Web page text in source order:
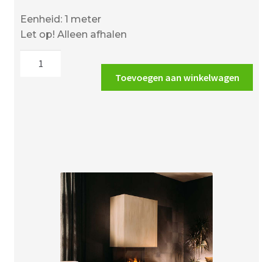
Eenheid: 1 meter
Let op! Alleen afhalen
Toevoegen aan winkelwagen